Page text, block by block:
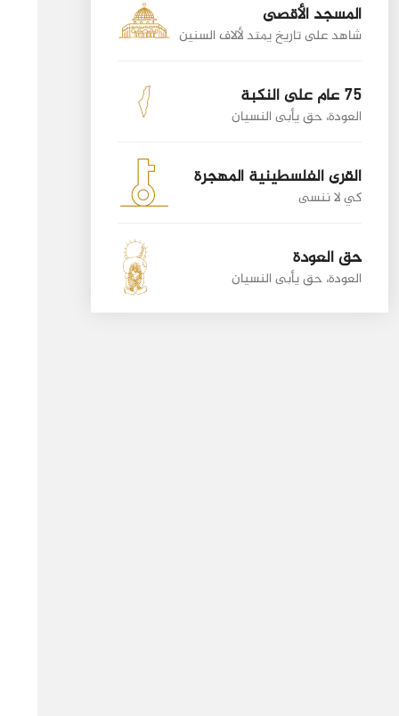
المسجد الأقصى
شاهد على تاريخ يمتد لألاف السنين
75 عام على النكبة
العودة، حق يأبى النسيان
القرى الفلسطينية المهجرة
كي لا ننسى
حق العودة
العودة، حق يأبى النسيان